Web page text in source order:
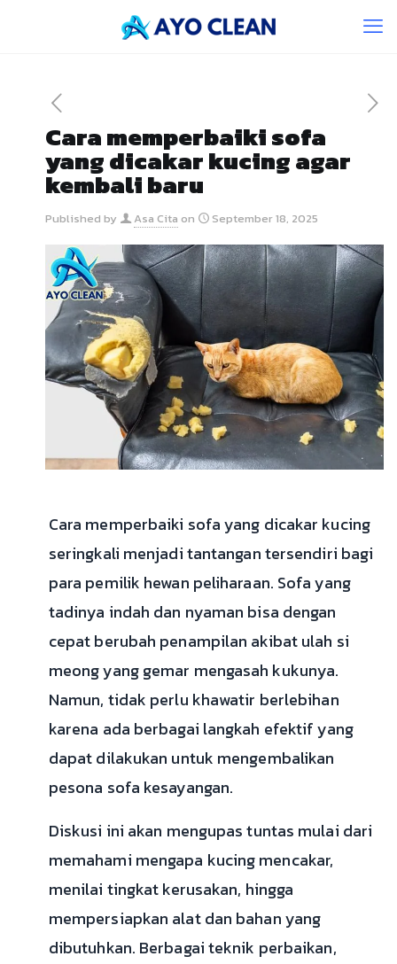
Cara memperbaiki sofa
yang dicakar kucing agar
kembali baru
Published by Asa Cita on September 18, 2025
Cara memperbaiki sofa yang dicakar kucing
seringkali menjadi tantangan tersendiri bagi
para pemilik hewan peliharaan. Sofa yang
tadinya indah dan nyaman bisa dengan
cepat berubah penampilan akibat ulah si
meong yang gemar mengasah kukunya.
Namun, tidak perlu khawatir berlebihan
karena ada berbagai langkah efektif yang
dapat dilakukan untuk mengembalikan
pesona sofa kesayangan.
Diskusi ini akan mengupas tuntas mulai dari
memahami mengapa kucing mencakar,
menilai tingkat kerusakan, hingga
mempersiapkan alat dan bahan yang
dibutuhkan. Berbagai teknik perbaikan,